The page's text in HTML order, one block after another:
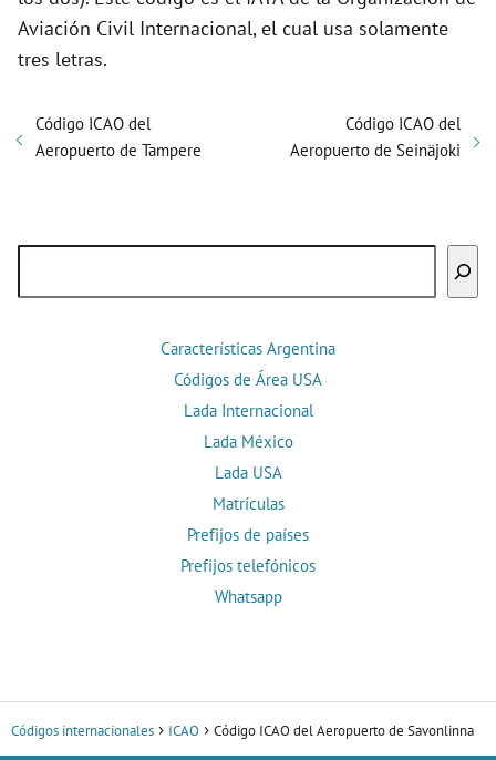
Aviación Civil Internacional, el cual usa solamente
tres letras.
Código ICAO del
Aeropuerto de Tampere
Código ICAO del
Aeropuerto de Seinäjoki
Características Argentina
Códigos de Área USA
Lada Internacional
Lada México
Lada USA
Matrículas
Prefijos de países
Prefijos telefónicos
Whatsapp
Códigos internacionales ICAO Código ICAO del Aeropuerto de Savonlinna